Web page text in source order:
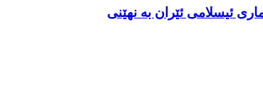
ئیسلامی ئێران بە نهێنی